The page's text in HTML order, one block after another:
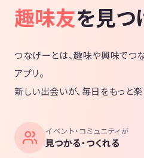
趣味友を見つ
つなげーとは、趣味や興味でつ
アプリ。
新しい出会いが、毎日をもっと楽
イベント・コミュニティが
見つかる・つくれる